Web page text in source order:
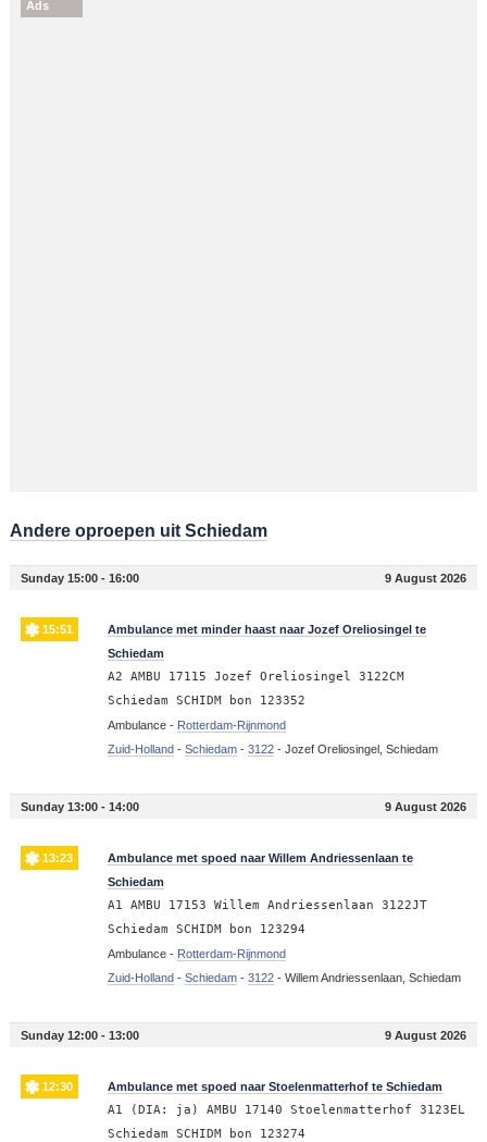
Ads
Andere oproepen uit Schiedam
Sunday 15:00 - 16:00 9 August 2026
15:51
Ambulance met minder haast naar Jozef Oreliosingel te
Schiedam
A2 AMBU 17115 Jozef Oreliosingel 3122CM
Schiedam SCHIDM bon 123352
Ambulance - Rotterdam-Rijnmond
Zuid-Holland- Schiedam- 3122- Jozef Oreliosingel, Schiedam
Sunday 13:00 - 14:00 9 August 2026
13:23
Ambulance met spoed naar Willem Andriessenlaan te
Schiedam
A1 AMBU 17153 Willem Andriessenlaan 3122JT
Schiedam SCHIDM bon 123294
Ambulance - Rotterdam-Rijnmond
Zuid-Holland- Schiedam- 3122- Willem Andriessenlaan, Schiedam
Sunday 12:00 - 13:00 9 August 2026
12:30 Ambulance met spoed naar Stoelenmatterhof te Schiedam
A1 (DIA: ja) AMBU 17140 Stoelenmatterhof 3123EL
Schiedam SCHIDM bon 123274